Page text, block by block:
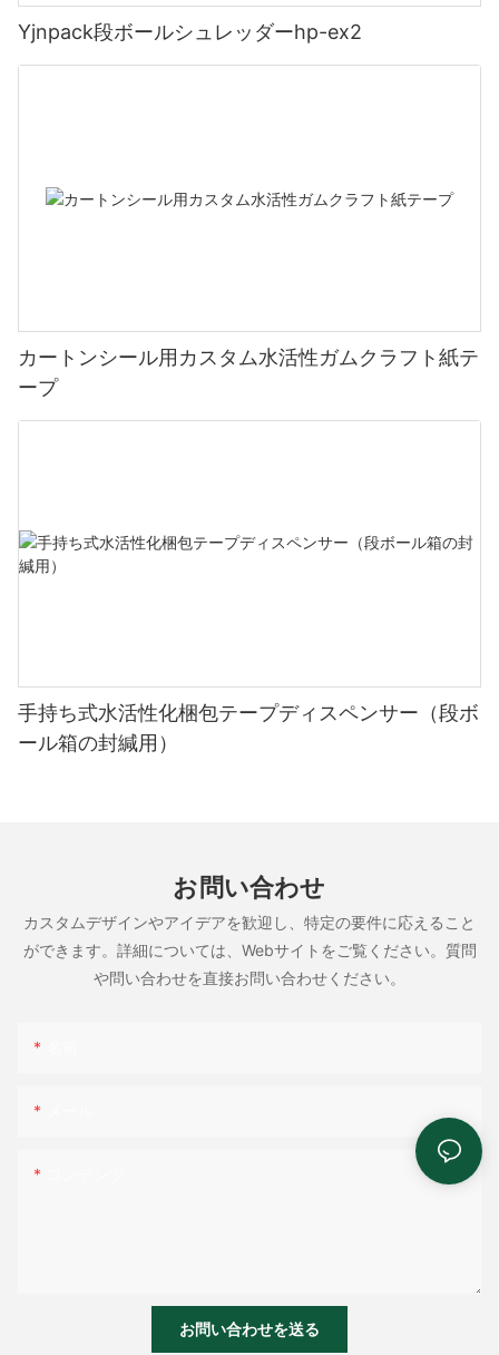
Yjnpack段ボールシュレッダーhp-ex2
カートンシール用カスタム水活性ガムクラフト紙テ
ープ
手持ち式水活性化梱包テープディスペンサー（段ボ
ール箱の封緘用）
お問い合わせ
カスタムデザインやアイデアを歓迎し、特定の要件に応えること
ができます。詳細については、Webサイトをご覧ください。質問
や問い合わせを直接お問い合わせください。
お問い合わせを送る